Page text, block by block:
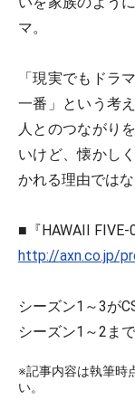
マ。
「現実でもドラ
一番」という考
人とのつながり
いけど、懐かし
かれる理由ではな
■『HAWAII
http://axn.co.jp/
シーズン1～3が
シーズン1～2ま
※記事内容は執筆時
い。